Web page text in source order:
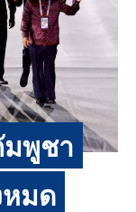
มพูชา
มด